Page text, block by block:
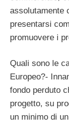
assolutamente
presentarsi
promuovere i
Quali sono le
Europeo?-
fondo perduto
progetto, su
un minimo di